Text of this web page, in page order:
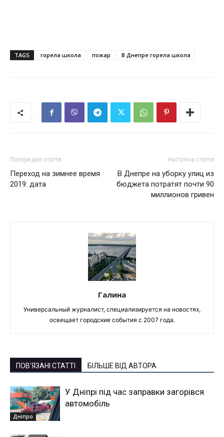
TAGS горела школа пожар В Днепре горела школа
Попередня стаття
Переход на зимнее время
2019: дата
Наступна стаття
В Днепре на уборку улиц из
бюджета потратят почти 90
миллионов гривен
Галина
Универсальный журналист, специализируется на новостях,
освещает городские события с 2007 года.
ПОВ'ЯЗАНІ СТАТТІ БІЛЬШЕ ВІД АВТОРА
Дніпро
У Дніпрі під час заправки загорівся
автомобіль